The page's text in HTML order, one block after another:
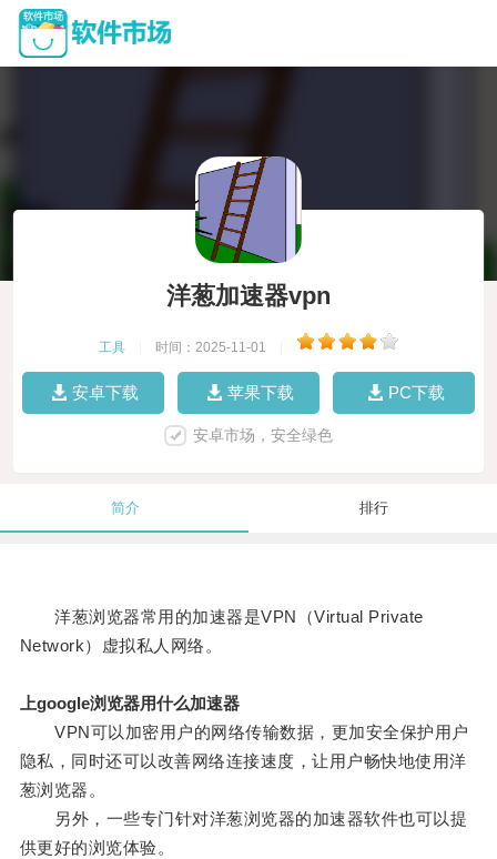
洋葱加速器vpn
工具 时间：2025-11-01
安卓下载 苹果下载 PC下载
安卓市场，安全绿色
简介 排行
洋葱浏览器常用的加速器是VPN（Virtual Private
Network）虚拟私人网络。
上google浏览器用什么加速器
VPN可以加密用户的网络传输数据，更加安全保护用户
隐私，同时还可以改善网络连接速度，让用户畅快地使用洋
葱浏览器。
另外，一些专门针对洋葱浏览器的加速器软件也可以提
供更好的浏览体验。